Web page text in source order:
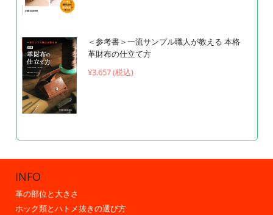
＜参考書＞一流サンプル職人が教える 本格
革財布の仕立て方
¥3,657 (税込)
INFO
革の部位と大きさ
ホック類とハトメ抜きの選び方